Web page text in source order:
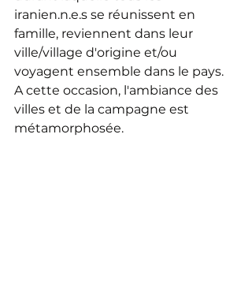
iranien.n.e.s se réunissent en
famille, reviennent dans leur
ville/village d'origine et/ou
voyagent ensemble dans le pays.
A cette occasion, l'ambiance des
villes et de la campagne est
métamorphosée.